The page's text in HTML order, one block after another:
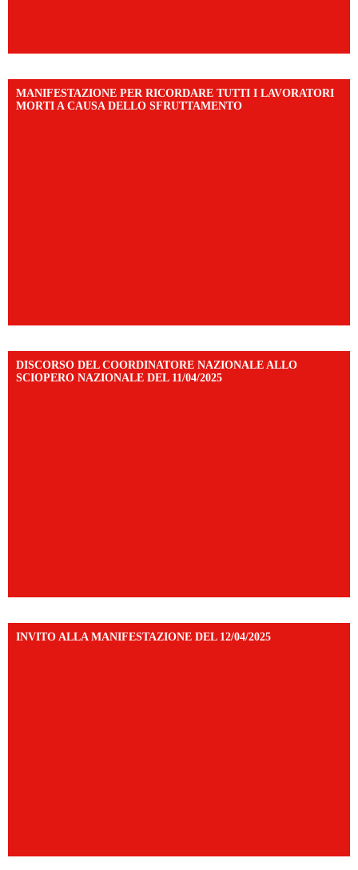
MANIFESTAZIONE PER RICORDARE TUTTI I LAVORATORI
MORTI A CAUSA DELLO SFRUTTAMENTO
DISCORSO DEL COORDINATORE NAZIONALE ALLO
SCIOPERO NAZIONALE DEL 11/04/2025
INVITO ALLA MANIFESTAZIONE DEL 12/04/2025